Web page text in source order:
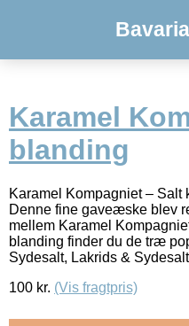
Karamel
blanding
Karamel Kompagniet –
Denne fine gaveæske blev
mellem Karamel
blanding finder du de træ
Sydesalt, Lakrids &
100 kr. (Vis fragtpris)